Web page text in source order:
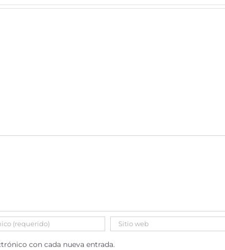
con cada nueva entrada.